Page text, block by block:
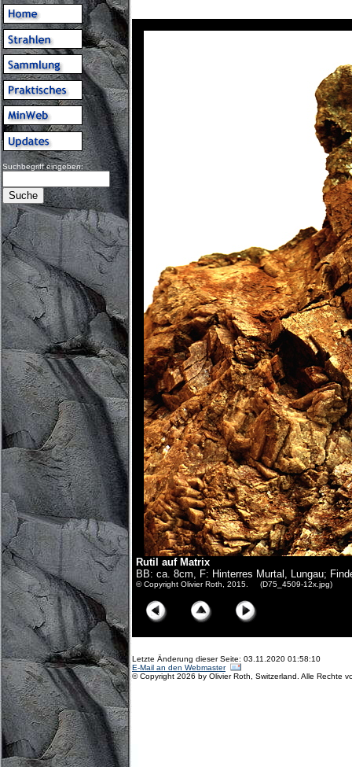
Suchbegriff eingeben:
Rutil auf Matrix
BB: ca. 8cm, F: Hinterres Murtal, Lungau;
© Copyright Olivier Roth, 2015. (D75_4509-12x.jpg)
Letzte Änderung dieser Seite: 03.11.2020 01:58:10
E-Mail an den Webmaster
© Copyright 2026 by Olivier Roth, Switzerland. Alle Rechte